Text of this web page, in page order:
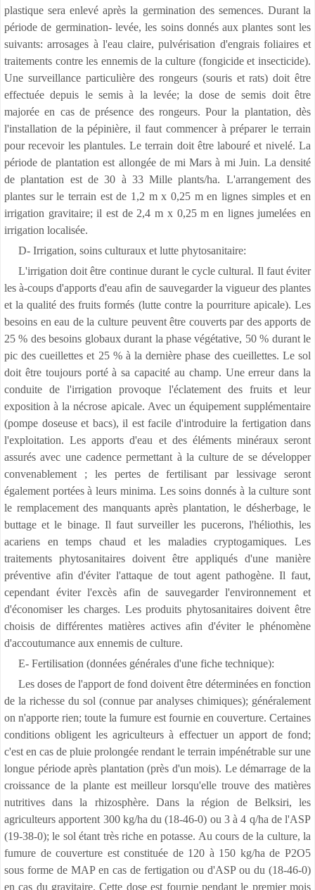
plastique sera enlevé après la germination des semences. Durant la
période de germination- levée, les soins donnés aux plantes sont les
suivants: arrosages à l'eau claire, pulvérisation d'engrais foliaires et
traitements contre les ennemis de la culture (fongicide et insecticide).
Une surveillance particulière des rongeurs (souris et rats) doit être
effectuée depuis le semis à la levée; la dose de semis doit être
majorée en cas de présence des rongeurs. Pour la plantation, dès
l'installation de la pépinière, il faut commencer à préparer le terrain
pour recevoir les plantules. Le terrain doit être labouré et nivelé. La
période de plantation est allongée de mi Mars à mi Juin. La densité
de plantation est de 30 à 33 Mille plants/ha. L'arrangement des
plantes sur le terrain est de 1,2 m x 0,25 m en lignes simples et en
irrigation gravitaire; il est de 2,4 m x 0,25 m en lignes jumelées en
irrigation localisée.
D- Irrigation, soins culturaux et lutte phytosanitaire:
L'irrigation doit être continue durant le cycle cultural. Il faut éviter
les à-coups d'apports d'eau afin de sauvegarder la vigueur des plantes
et la qualité des fruits formés (lutte contre la pourriture apicale). Les
besoins en eau de la culture peuvent être couverts par des apports de
25 % des besoins globaux durant la phase végétative, 50 % durant le
pic des cueillettes et 25 % à la dernière phase des cueillettes. Le sol
doit être toujours porté à sa capacité au champ. Une erreur dans la
conduite de l'irrigation provoque l'éclatement des fruits et leur
exposition à la nécrose apicale. Avec un équipement supplémentaire
(pompe doseuse et bacs), il est facile d'introduire la fertigation dans
l'exploitation. Les apports d'eau et des éléments minéraux seront
assurés avec une cadence permettant à la culture de se développer
convenablement ; les pertes de fertilisant par lessivage seront
également portées à leurs minima. Les soins donnés à la culture sont
le remplacement des manquants après plantation, le désherbage, le
buttage et le binage. Il faut surveiller les pucerons, l'héliothis, les
acariens en temps chaud et les maladies cryptogamiques. Les
traitements phytosanitaires doivent être appliqués d'une manière
préventive afin d'éviter l'attaque de tout agent pathogène. Il faut,
cependant éviter l'excès afin de sauvegarder l'environnement et
d'économiser les charges. Les produits phytosanitaires doivent être
choisis de différentes matières actives afin d'éviter le phénomène
d'accoutumance aux ennemis de culture.
E- Fertilisation (données générales d'une fiche technique):
Les doses de l'apport de fond doivent être déterminées en fonction
de la richesse du sol (connue par analyses chimiques); généralement
on n'apporte rien; toute la fumure est fournie en couverture. Certaines
conditions obligent les agriculteurs à effectuer un apport de fond;
c'est en cas de pluie prolongée rendant le terrain impénétrable sur une
longue période après plantation (près d'un mois). Le démarrage de la
croissance de la plante est meilleur lorsqu'elle trouve des matières
nutritives dans la rhizosphère. Dans la région de Belksiri, les
agriculteurs apportent 300 kg/ha du (18-46-0) ou 3 à 4 q/ha de l'ASP
(19-38-0); le sol étant très riche en potasse. Au cours de la culture, la
fumure de couverture est constituée de 120 à 150 kg/ha de P2O5
sous forme de MAP en cas de fertigation ou d'ASP ou du (18-46-0)
en cas du gravitaire. Cette dose est fournie pendant le premier mois